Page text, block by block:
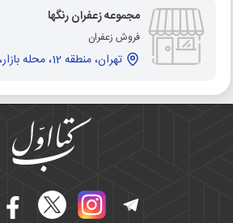
مجموعه زعفران رنگها
فروش زعفران
تهران، منطقه 12، محله بازار، خیابان مولوی